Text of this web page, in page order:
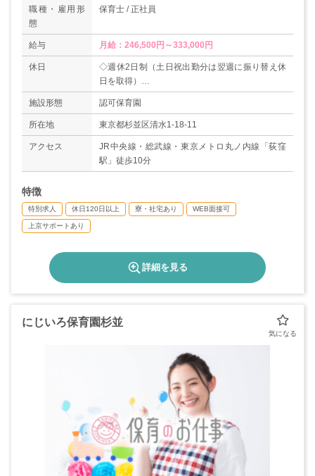
職種・雇用形
態
保育士 / 正社員
給与 月給：246,500円～333,000円
休日
◇週休2日制（土日祝出勤分は翌週に振り替え休
日を取得）
◇有給休暇（入社時に10日付与！※10月以降の
入社者は付与日数に規定あり）
◇特別休暇
◇慶弔休暇（ご自身の結婚：5日以内等）
◇産休・育休
◇介護休暇
＊年間休日123日（2020年度実績）
施設形態 認可保育園
所在地 東京都杉並区清水1-18-11
アクセス
JR中央線・総武線・東京メトロ丸ノ内線「荻窪
駅」徒歩10分
特徴
特別求人 休日120日以上 寮・社宅あり WEB面接可
上京サポートあり
詳細を見る
にじいろ保育園杉並